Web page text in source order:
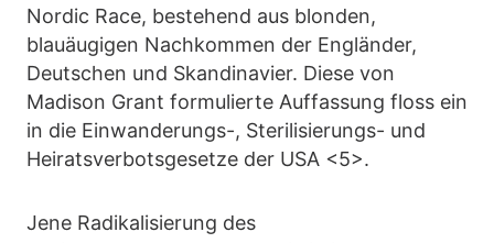
Nordic Race, bestehend aus blonden,
blauäugigen Nachkommen der Engländer,
Deutschen und Skandinavier. Diese von
Madison Grant formulierte Auffassung floss ein
in die Einwanderungs-, Sterilisierungs- und
Heiratsverbotsgesetze der USA <5>.
Jene Radikalisierung des